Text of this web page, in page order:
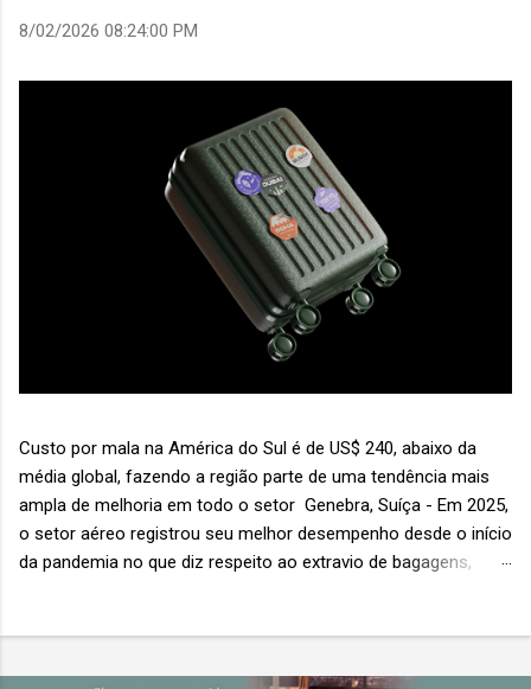
8/02/2026 08:24:00 PM
Custo por mala na América do Sul é de US$ 240, abaixo da
média global, fazendo a região parte de uma tendência mais
ampla de melhoria em todo o setor Genebra, Suíça - Em 2025,
o setor aéreo registrou seu melhor desempenho desde o início
da pandemia no que diz respeito ao extravio de bagagens,
“Baggage IT Insights” de 2026 da SITA, a 20ª edição anual